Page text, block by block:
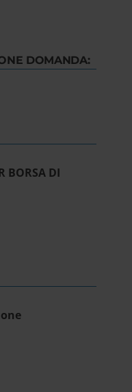
DOMANDA:
BORSA DI